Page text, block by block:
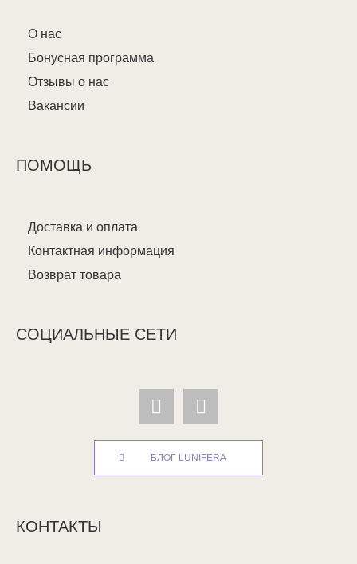
О нас
Бонусная программа
Отзывы о нас
Вакансии
ПОМОЩЬ
Доставка и оплата
Контактная информация
Возврат товара
СОЦИАЛЬНЫЕ СЕТИ
БЛОГ LUNIFERA
КОНТАКТЫ